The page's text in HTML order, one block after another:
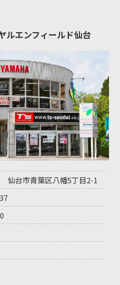
ルエンフィールド仙台
仙台市青葉区八幡5丁目2-1